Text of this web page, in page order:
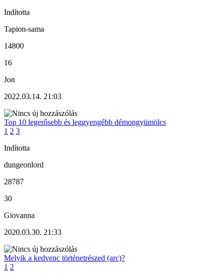
Indította
Tapion-sama
14800
16
Jon
2022.03.14. 21:03
Top 10 legerősebb és leggyengébb démongyümölcs
1 2 3
Indította
dungeonlord
28787
30
Giovanna
2020.03.30. 21:33
Melyik a kedvenc történetrészed (arc)?
1 2